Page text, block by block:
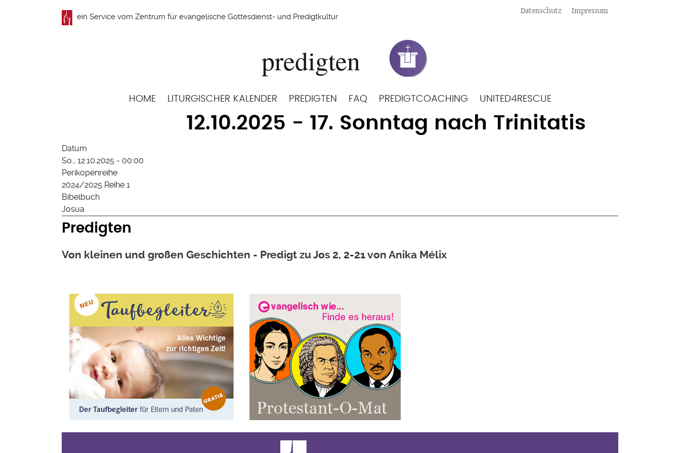
ein Service vom Zentrum für evangelische Gottesdienst- und Predigtkultur
Meta
Datenschutz Impressum
Hauptnavigation
HOME LITURGISCHER KALENDER PREDIGTEN FAQ PREDIGTCOACHING UNITED4RESCUE
12.10.2025 - 17. Sonntag nach Trinitatis
Datum
So., 12.10.2025 - 00:00
Perikopenreihe
2024/2025 Reihe 1
Bibelbuch
Josua
Predigten
Von kleinen und großen Geschichten - Predigt zu Jos 2, 2-21 von Anika Mélix